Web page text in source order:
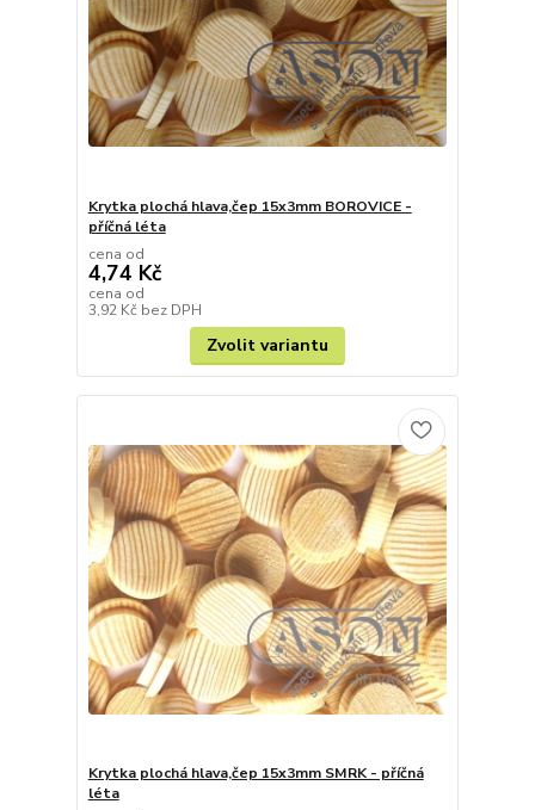
Krytka plochá hlava,čep 15x3mm BOROVICE -
příčná léta
cena od
4,74 Kč
cena od
3,92 Kč bez DPH
Zvolit variantu
Krytka plochá hlava,čep 15x3mm SMRK - příčná
léta